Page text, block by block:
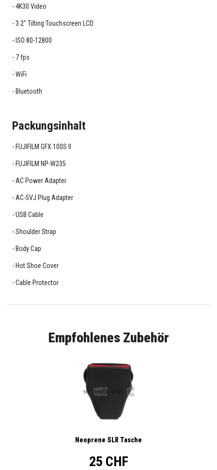
4K30 Video
3.2" Tilting Touchscreen LCD
ISO 80-12800
7 fps
WiFi
Bluetooth
Packungsinhalt
FUJIFILM GFX 100S II
FUJIFILM NP-W235
AC Power Adapter
AC-5VJ Plug Adapter
USB Cable
Shoulder Strap
Body Cap
Hot Shoe Cover
Cable Protector
Empfohlenes Zubehör
Neoprene SLR Tasche
25 CHF